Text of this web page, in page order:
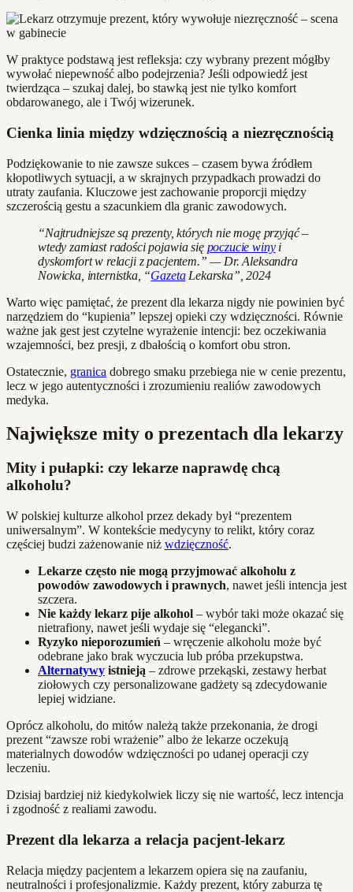
W praktyce podstawą jest refleksja: czy wybrany prezent mógłby
wywołać niepewność albo podejrzenia? Jeśli odpowiedź jest
twierdząca – szukaj dalej, bo stawką jest nie tylko komfort
obdarowanego, ale i Twój wizerunek.
Cienka linia między wdzięcznością a niezręcznością
Podziękowanie to nie zawsze sukces – czasem bywa źródłem
kłopotliwych sytuacji, a w skrajnych przypadkach prowadzi do
utraty zaufania. Kluczowe jest zachowanie proporcji między
szczerością gestu a szacunkiem dla granic zawodowych.
“Najtrudniejsze są prezenty, których nie mogę przyjąć –
wtedy zamiast radości pojawia się poczucie winyi
dyskomfort w relacji z pacjentem.” — Dr. Aleksandra
Nowicka, internistka, “GazetaLekarska”, 2024
Warto więc pamiętać, że prezent dla lekarza nigdy nie powinien być
narzędziem do “kupienia” lepszej opieki czy wdzięczności. Równie
ważne jak gest jest czytelne wyrażenie intencji: bez oczekiwania
wzajemności, bez presji, z dbałością o komfort obu stron.
Ostatecznie, granica dobrego smaku przebiega nie w cenie prezentu,
lecz w jego autentyczności i zrozumieniu realiów zawodowych
medyka.
Największe mity o prezentach dla lekarzy
Mity i pułapki: czy lekarze naprawdę chcą
alkoholu?
W polskiej kulturze alkohol przez dekady był “prezentem
uniwersalnym”. W kontekście medycyny to relikt, który coraz
częściej budzi zażenowanie niż wdzięczność.
Lekarze często nie mogą przyjmować alkoholu z
powodów zawodowych i prawnych, nawet jeśli intencja jest
szczera.
Nie każdy lekarz pije alkohol – wybór taki może okazać się
nietrafiony, nawet jeśli wydaje się “elegancki”.
Ryzyko nieporozumień – wręczenie alkoholu może być
odebrane jako brak wyczucia lub próba przekupstwa.
Alternatywy istnieją – zdrowe przekąski, zestawy herbat
ziołowych czy personalizowane gadżety są zdecydowanie
lepiej widziane.
Oprócz alkoholu, do mitów należą także przekonania, że drogi
prezent “zawsze robi wrażenie” albo że lekarze oczekują
materialnych dowodów wdzięczności po udanej operacji czy
leczeniu.
Dzisiaj bardziej niż kiedykolwiek liczy się nie wartość, lecz intencja
i zgodność z realiami zawodu.
Prezent dla lekarza a relacja pacjent-lekarz
Relacja między pacjentem a lekarzem opiera się na zaufaniu,
neutralności i profesjonalizmie. Każdy prezent, który zaburza tę